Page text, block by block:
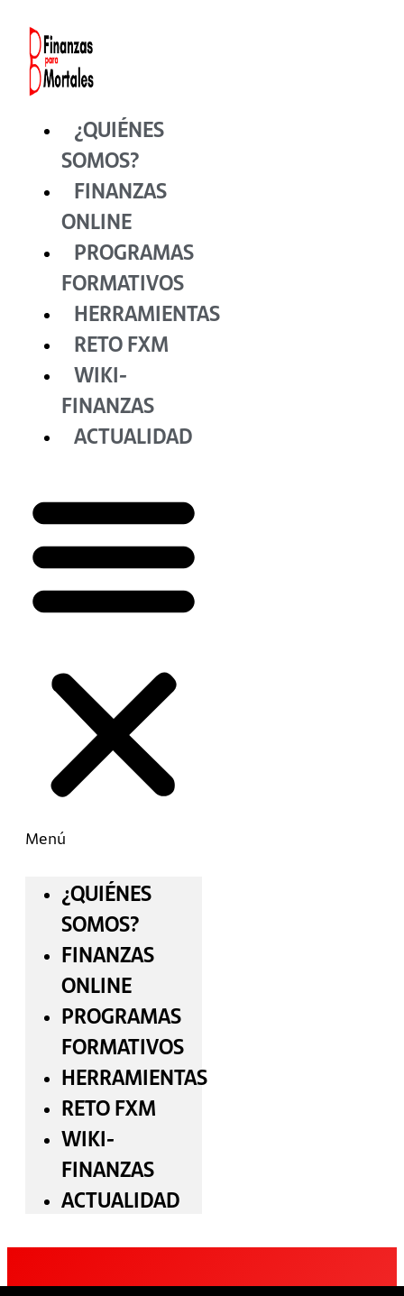
contenido
¿QUIÉNES
SOMOS?
FINANZAS
ONLINE
PROGRAMAS
FORMATIVOS
HERRAMIENTAS
RETO FXM
WIKI-
FINANZAS
ACTUALIDAD
Menú
¿QUIÉNES
SOMOS?
FINANZAS
ONLINE
PROGRAMAS
FORMATIVOS
HERRAMIENTAS
RETO FXM
WIKI-
FINANZAS
ACTUALIDAD